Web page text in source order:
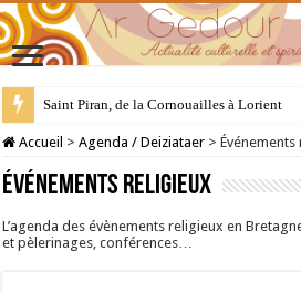
28 juillet : Saint Samson de Dol, père de la
Accueil > Agenda / Deiziataer >
Événements religieux
L’agenda des évènements religieux en
et pèlerinages, conférences…